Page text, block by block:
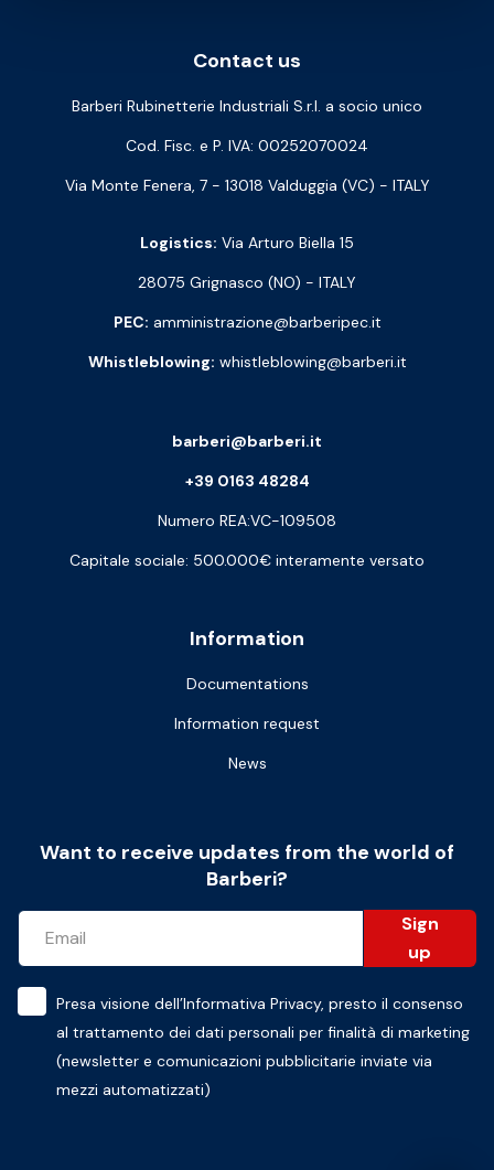
Contact us
Barberi Rubinetterie Industriali S.r.l. a socio unico
Cod. Fisc. e P. IVA: 00252070024
Via Monte Fenera, 7 - 13018 Valduggia (VC) - ITALY
Logistics: Via Arturo Biella 15
28075 Grignasco (NO) - ITALY
PEC: amministrazione@barberipec.it
Whistleblowing: whistleblowing@barberi.it
Information
Documentations
Information request
News
barberi@barberi.it
+39 0163 48284
Numero REA:VC-109508
Capitale sociale: 500.000€ interamente versato
Want to receive updates from the world of
Barberi?
Sign
up
Presa visione dell’Informativa Privacy, presto il consenso
al trattamento dei dati personali per finalità di marketing
(newsletter e comunicazioni pubblicitarie inviate via
mezzi automatizzati)